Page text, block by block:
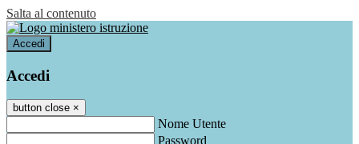
Salta al contenuto
Accedi
Accedi
button close ×
Nome Utente
Password